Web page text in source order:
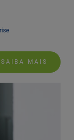
SAIBA MAIS